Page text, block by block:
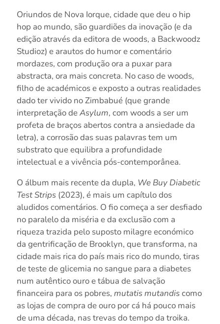
Oriundos de Nova Iorque, cidade que deu o hip
hop ao mundo, são guardiões da inovação (e da
edição através da editora de woods, a Backwoodz
Studioz) e arautos do humor e comentário
mordazes, com produção ora a puxar para
abstracta, ora mais concreta. No caso de woods,
filho de académicos e exposto a outras realidades
dado ter vivido no Zimbabué (que grande
interpretação deAsylum, com woods a ser um
profeta de braços abertos contra a ansiedade da
letra), a corrosão das suas palavras tem um
substrato que equilibra a profundidade
intelectual e a vivência pós-contemporânea.
O álbum mais recente da dupla, We Buy Diabetic
Test Strips(2023), é mais um capítulo dos
aludidos comentários. O fio começa a ser desfiado
no paralelo da miséria e da exclusão com a
riqueza trazida pelo suposto milagre económico
da gentrificação de Brooklyn, que transforma, na
cidade mais rica do país mais rico do mundo, tiras
de teste de glicemia no sangue para a diabetes
num autêntico ouro e tábua de salvação
financeira para os pobres, mutatis mutandiscomo
as lojas de compra de ouro por cá há pouco mais
de uma década, nas trevas do tempo da troika.